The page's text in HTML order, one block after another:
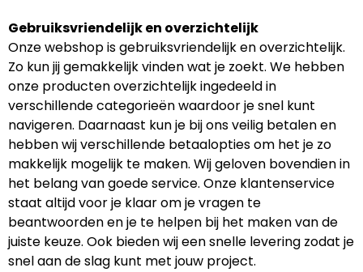
Gebruiksvriendelijk en overzichtelijk
Onze webshop is gebruiksvriendelijk en overzichtelijk.
Zo kun jij gemakkelijk vinden wat je zoekt. We hebben
onze producten overzichtelijk ingedeeld in
verschillende categorieën waardoor je snel kunt
navigeren. Daarnaast kun je bij ons veilig betalen en
hebben wij verschillende betaalopties om het je zo
makkelijk mogelijk te maken. Wij geloven bovendien in
het belang van goede service. Onze klantenservice
staat altijd voor je klaar om je vragen te
beantwoorden en je te helpen bij het maken van de
juiste keuze. Ook bieden wij een snelle levering zodat je
snel aan de slag kunt met jouw project.